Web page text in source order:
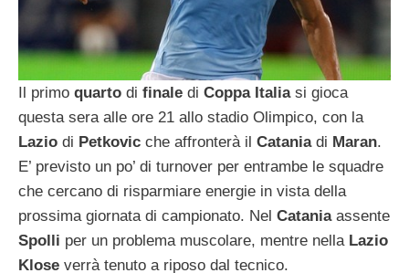
Il primo quarto di finale di Coppa Italiasi gioca
questa sera alle ore 21 allo stadio Olimpico, con la
Lazio di Petkovic che affronterà il Cataniadi Maran.
E’ previsto un po’ di turnover per entrambe le squadre
che cercano di risparmiare energie in vista della
prossima giornata di campionato. Nel Cataniaassente
Spolli per un problema muscolare, mentre nella Lazio
Klose verrà tenuto a riposo dal tecnico.